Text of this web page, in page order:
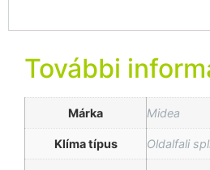
További
Márka Midea
Klíma típus Oldalfali